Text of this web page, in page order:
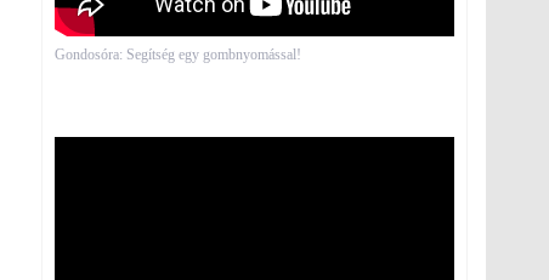
Gondosóra: Segítség egy gombnyomással!